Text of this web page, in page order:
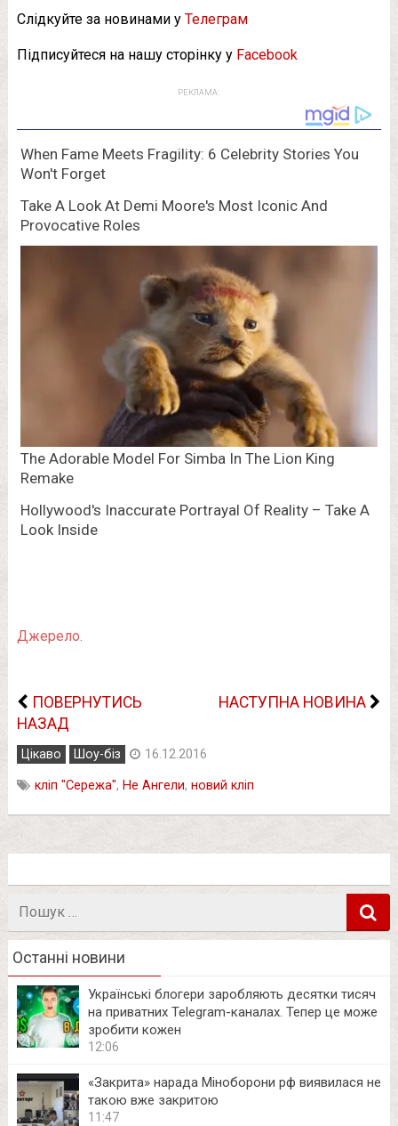
Слідкуйте за новинами у Телеграм
Підписуйтеся на нашу сторінку у Facebook
РЕКЛАМА:
Джерело.
ПОВЕРНУТИСЬ
НАЗАД
НАСТУПНА НОВИНА
Цікаво Шоу-біз 16.12.2016
кліп "Сережа", Не Ангели, новий кліп
Останні новини
Українські блогери заробляють десятки тисяч
на приватних Telegram-каналах. Тепер це може
зробити кожен
12:06
«Закрита» нарада Міноборони рф виявилася не
такою вже закритою
11:47